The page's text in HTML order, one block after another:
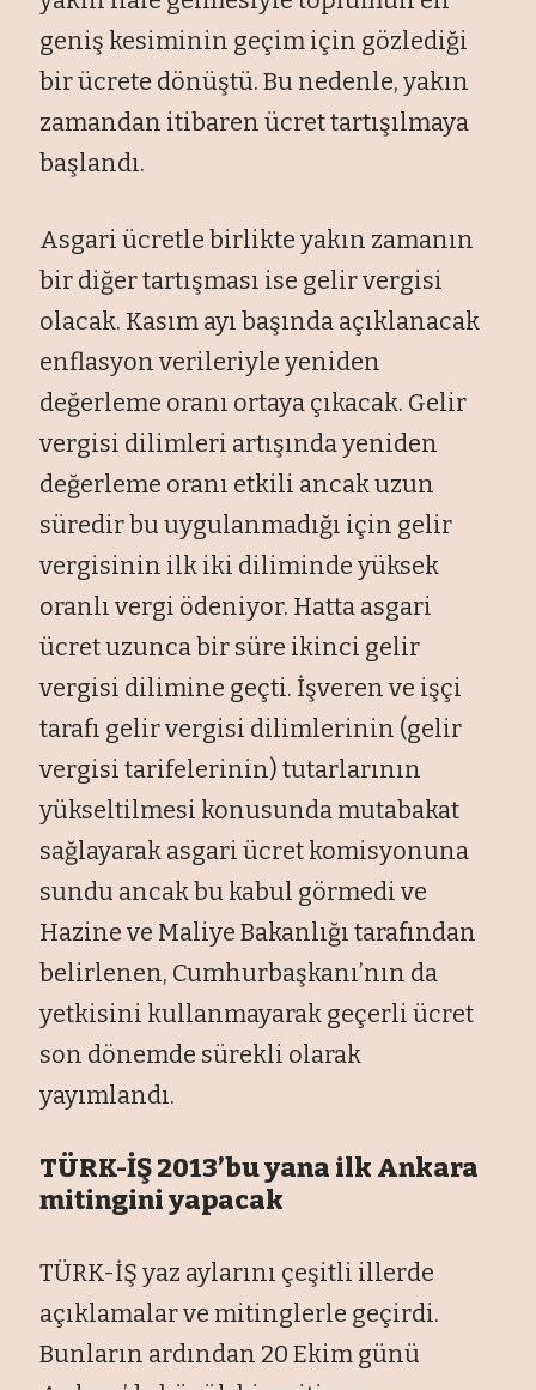
geniş kesiminin geçim için gözlediği
bir ücrete dönüştü. Bu nedenle, yakın
zamandan itibaren ücret tartışılmaya
başlandı.
Asgari ücretle birlikte yakın zamanın
bir diğer tartışması ise gelir vergisi
olacak. Kasım ayı başında açıklanacak
enflasyon verileriyle yeniden
değerleme oranı ortaya çıkacak. Gelir
vergisi dilimleri artışında yeniden
değerleme oranı etkili ancak uzun
süredir bu uygulanmadığı için gelir
vergisinin ilk iki diliminde yüksek
oranlı vergi ödeniyor. Hatta asgari
ücret uzunca bir süre ikinci gelir
vergisi dilimine geçti. İşveren ve işçi
tarafı gelir vergisi dilimlerinin (gelir
vergisi tarifelerinin) tutarlarının
yükseltilmesi konusunda mutabakat
sağlayarak asgari ücret komisyonuna
sundu ancak bu kabul görmedi ve
Hazine ve Maliye Bakanlığı tarafından
belirlenen, Cumhurbaşkanı’nın da
yetkisini kullanmayarak geçerli ücret
son dönemde sürekli olarak
yayımlandı.
TÜRK-İŞ 2013’bu yana ilk Ankara
mitingini yapacak
TÜRK-İŞ yaz aylarını çeşitli illerde
açıklamalar ve mitinglerle geçirdi.
Bunların ardından 20 Ekim günü